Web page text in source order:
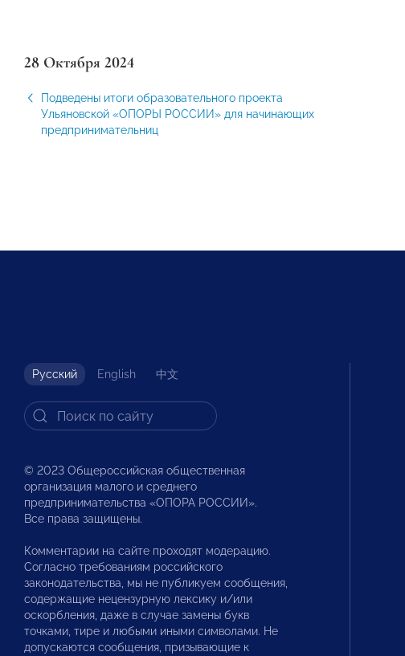
28 Октября 2024
Подведены итоги образовательного проекта
Ульяновской «ОПОРЫ РОССИИ» для начинающих
предпринимательниц
Русский English 中文
© 2023 Общероссийская общественная
организация малого и среднего
предпринимательства «ОПОРА РОССИИ».
Все права защищены.
Комментарии на сайте проходят модерацию.
Согласно требованиям российского
законодательства, мы не публикуем сообщения,
содержащие нецензурную лексику и/или
оскорбления, даже в случае замены букв
точками, тире и любыми иными символами. Не
допускаются сообщения, призывающие к